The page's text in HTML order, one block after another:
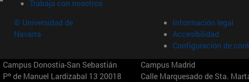
Trabaja con nosotros(abre en nueva ventana)
© Universidad de
Navarra
Información legal
Accesibilidad
Configuración de
Campus Donostia-San Sebastián
Pº de Manuel Lardizabal 13 20018
Campus Madrid
Calle Marquesado de Sta.